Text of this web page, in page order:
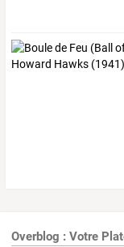
Overblog : Votre